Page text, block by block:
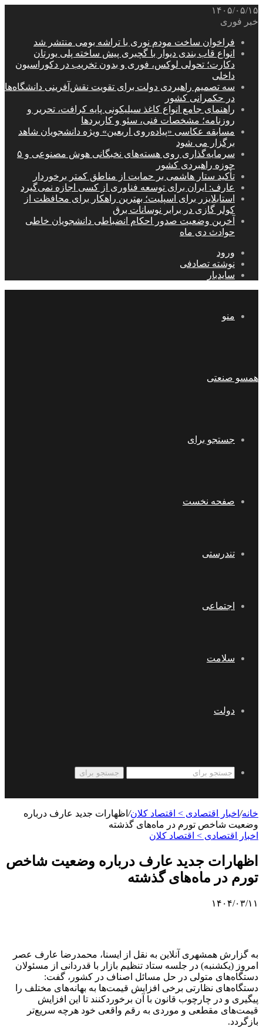
۱۴۰۵/۰۵/۱۵
خبر فوری
فراخوان ساخت مودم نوری با تراشه بومی منتشر شد
انواع قاب بندی دیوار با گچبری پیش ساخته پلی یورتان
دکارت؛ تحولی لوکس، فوری و بدون تخریب در دکوراسیون
داخلی
سه تصمیم راهبردی دولت برای تقویت نقش‌آفرینی دانشگاه‌ها
در حکمرانی کشور
راهنمای جامع انواع کاغذ سیلیکونی پایه کرافت، تحریر و
روزنامه؛ مشخصات فنی، سئو و کاربردها
مسابقه عکاسی «پیاده‌روی اربعین» ویژه دانشجویان شاهد
برگزار می شود
سرمایه‌گذاری روی هسته‌های نخبگانی هوش مصنوعی و ۵
حوزه راهبردی کشور
تأکید ستار هاشمی بر حمایت از مناطق کمتر برخوردار
عارف: ایران برای توسعه فناوری از کسی اجازه نمی‌گیرد
استابلایزر برای اسپلیت؛ بهترین راهکار برای محافظت از
کولر گازی در برابر نوسانات برق
آخرین وضعیت صدور احکام انضباطی دانشجویان خاطی
حوادث دی ماه
ورود
نوشته تصادفی
سایدبار
منو
همسو صنعتی
جستجو برای
صفحه نخست
تندرستی
اجتماعی
سلامت
دولت
جستجو برای
خانه/ اخبار اقتصادی > اقتصاد كلان/ اظهارات جدید عارف درباره
وضعیت شاخص تورم در ماه‌های گذشته
اخبار اقتصادی > اقتصاد كلان
اظهارات جدید عارف درباره وضعیت شاخص
تورم در ماه‌های گذشته
۱۴۰۴/۰۳/۱۱
به گزارش همشهری آنلاین به نقل از ایسنا، محمدرضا عارف عصر
امروز (یکشنبه) در جلسه ستاد تنظیم بازار با قدردانی از مسئولان
دستگاه‌های متولی در حل مسائل اصناف در کشور، گفت:
دستگاه‌های نظارتی برخی افزایش قیمت‌ها به بهانه‌های مختلف را
پیگیری و در چارچوب قانون با آن برخوردکنند تا این افزایش
قیمت‌های مقطعی و موردی به رقم واقعی خود هرچه سریع‌تر
بازگردد.